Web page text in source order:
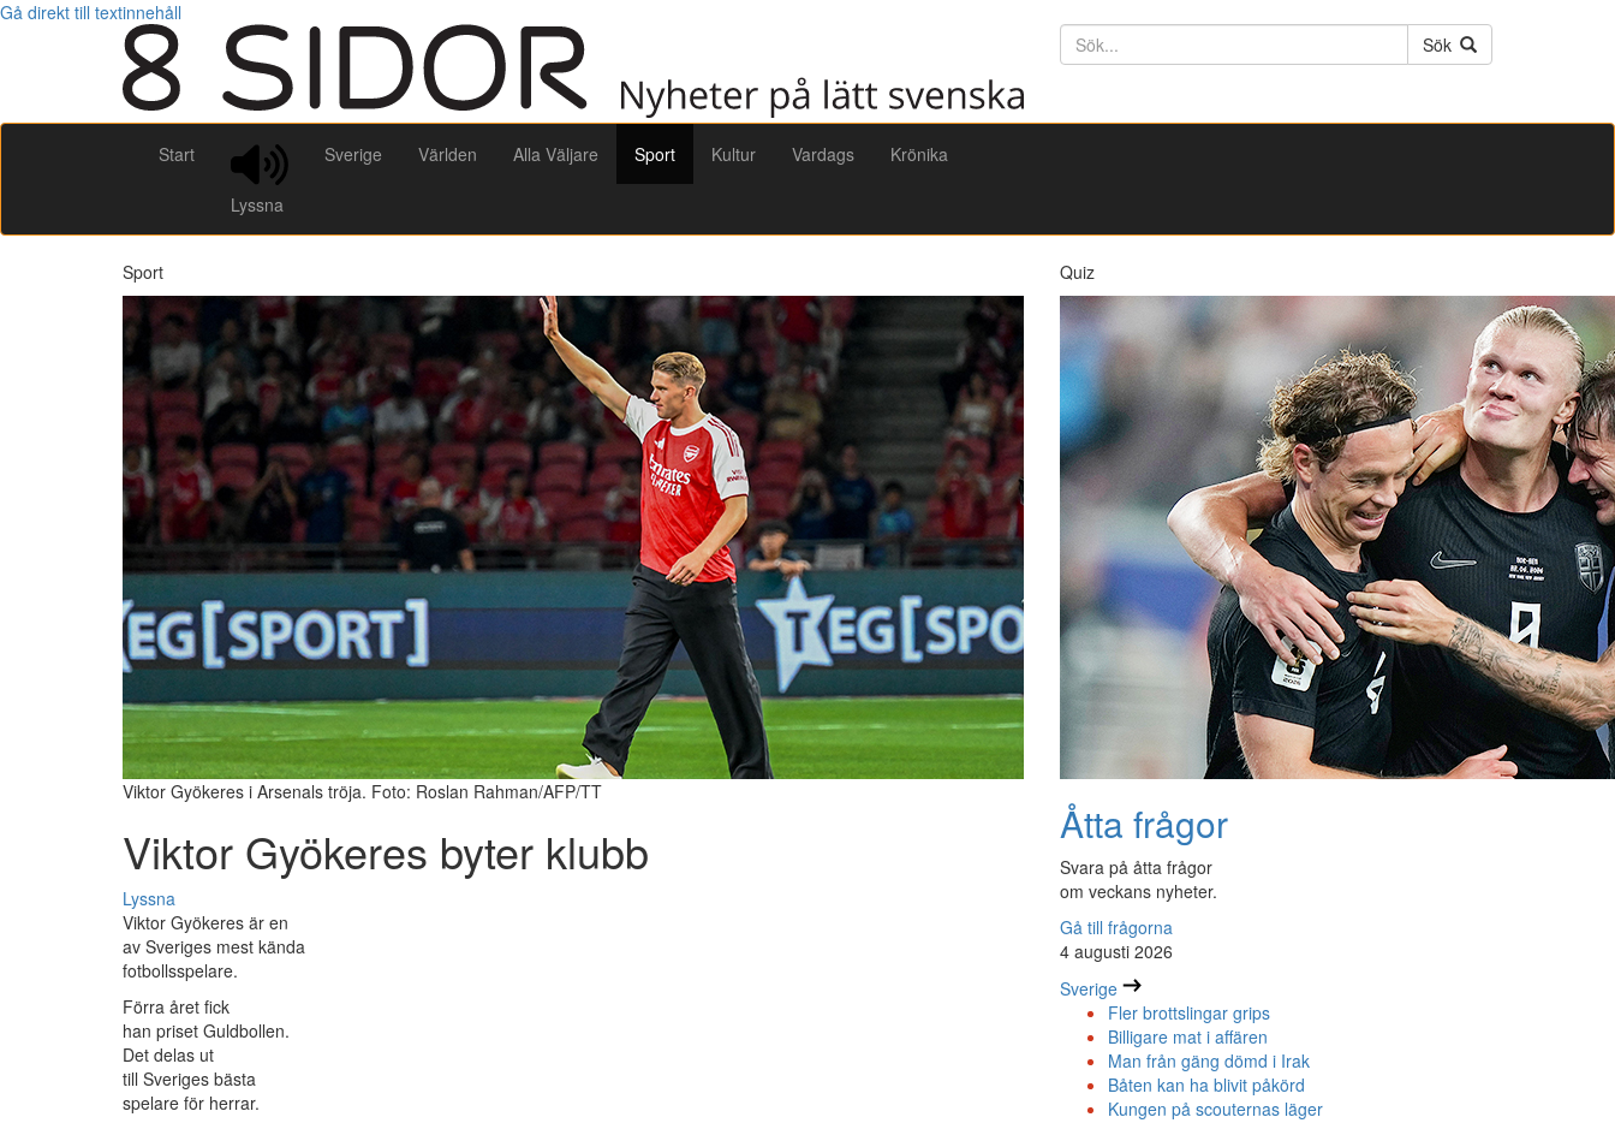
Gå direkt till textinnehåll
Söktext
Sök
Start
Lyssna
Sverige Världen Alla Väljare Sport Kultur Vardags Krönika
Sport
Viktor Gyökeres i Arsenals tröja. Foto: Roslan Rahman/AFP/TT
Viktor Gyökeres byter klubb
Lyssna
Viktor Gyökeres är en
av Sveriges mest kända
fotbollsspelare.
Förra året fick
han priset Guldbollen.
Det delas ut
till Sveriges bästa
spelare för herrar.
Quiz
Åtta frågor
Svara på åtta frågor
om veckans nyheter.
Gå till frågorna
4 augusti 2026
Sverige
Fler brottslingar grips
Billigare mat i affären
Man från gäng dömd i Irak
Båten kan ha blivit påkörd
Kungen på scouternas läger